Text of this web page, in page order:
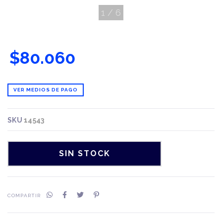
1 / 6
$80.060
VER MEDIOS DE PAGO
SKU14543
COMPARTIR